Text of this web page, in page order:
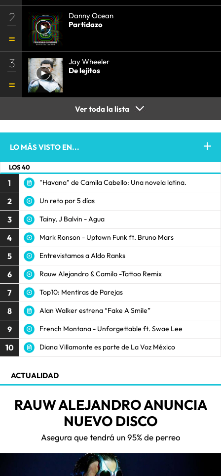
2
Danny Ocean
Partidazo
3
Jay Wheeler
De lejitos
Ver toda la lista
LO MÁS VISTO EN...
LOS 40
1 "Havana" de Camila Cabello: Una novela latina.
2 Un reto por 5 días
3 Tainy, J Balvin - Agua
4 Mark Ronson - Uptown Funk ft. Bruno Mars
5 Entrevistamos a Aldo Ranks
6 Rauw Alejandro & Camilo -Tattoo Remix
7 Top10: Mentiras de Parejas
8 Alan Walker estrena “Fake A Smile”
9 French Montana - Unforgettable ft. Swae Lee
10 Diana Villamonte es parte de La Voz México
ACTUALIDAD
RAUW ALEJANDRO ANUNCIA
NUEVO DISCO
Asegura que tendrá un 95% de perreo